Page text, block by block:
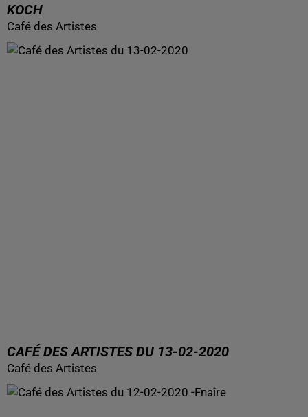
KOCH
Café des Artistes
CAFÉ DES ARTISTES DU 13-02-2020
Café des Artistes